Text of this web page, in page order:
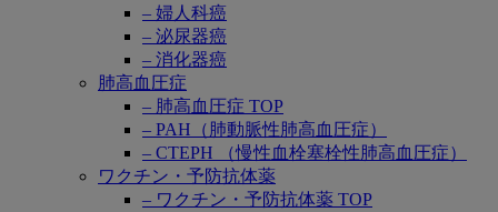
– 婦人科癌
– 泌尿器癌
– 消化器癌
肺高血圧症
– 肺高血圧症 TOP
– PAH（肺動脈性肺高血圧症）
– CTEPH （慢性血栓塞栓性肺高血圧症）
ワクチン・予防抗体薬
– ワクチン・予防抗体薬 TOP